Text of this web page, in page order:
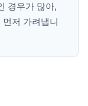
경우가 많아,
저 가려냅니